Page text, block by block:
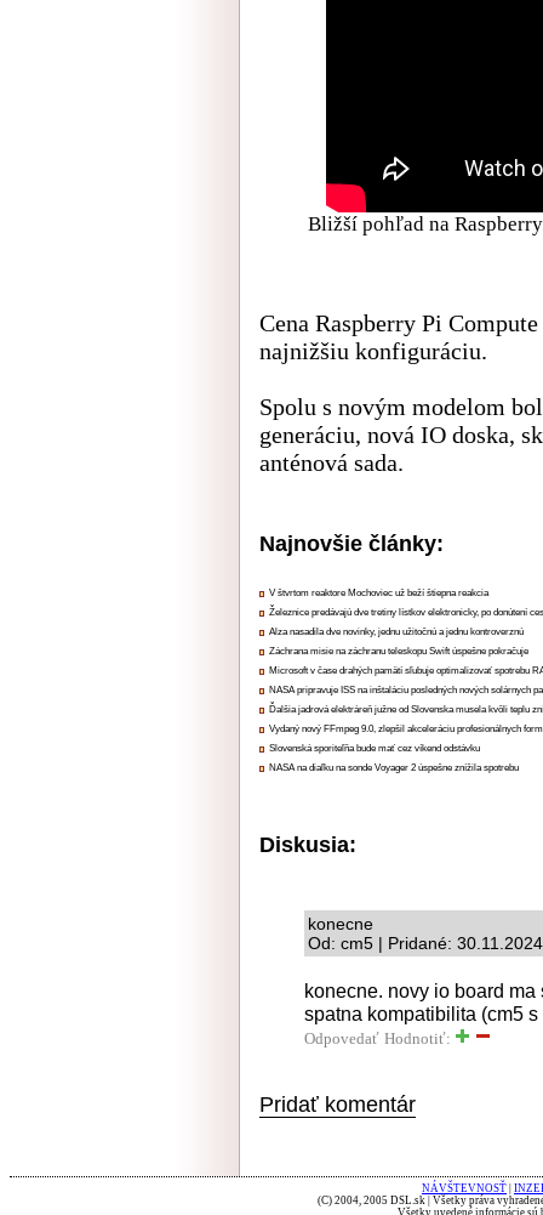
Bližší pohľad na
Cena Raspberry Pi
najnižšiu konfiguráciu.
Spolu s novým modelom
generáciu, nová IO doska,
anténová sada.
Najnovšie články:
V štvrtom reaktore Mochoviec už beží štiepna reakcia
Železnice predávajú dve tretiny lístkov elektronicky, po donútení
Alza nasadila dve novinky, jednu užitočnú a jednu kontroverznú
Záchrana misie na záchranu teleskopu Swift úspešne pokračuje
Microsoft v čase drahých pamätí sľubuje optimalizovať spotrebu
NASA pripravuje ISS na inštaláciu posledných nových solárnych
Ďalšia jadrová elektráreň južne od Slovenska musela kvôli teplu
Vydaný nový FFmpeg 9.0, zlepšil akceleráciu profesionálnych
Slovenská sporiteľňa bude mať cez víkend odstávku
NASA na diaľku na sonde Voyager 2 úspešne znížila spotrebu
Diskusia:
konecne
Od: cm5 | Pridané:
konecne. novy io board
spatna kompatibilita (cm5
Odpovedať Hodnotiť:
Pridať komentár
NÁVŠTEVNOSŤ
(C) 2004, 2005 DSL.sk | Všetky práva
Všetky uvedené informácie sú